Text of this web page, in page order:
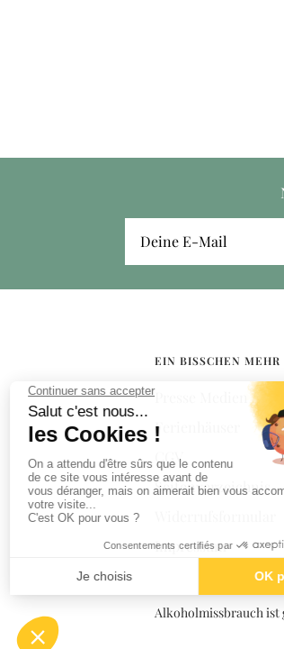
Deine E-Mail
EIN BISSCHEN MEHR
Ferienhäuser
CGV
Seitenverzeichnis
Impressum
Alkoholmissbrauch ist